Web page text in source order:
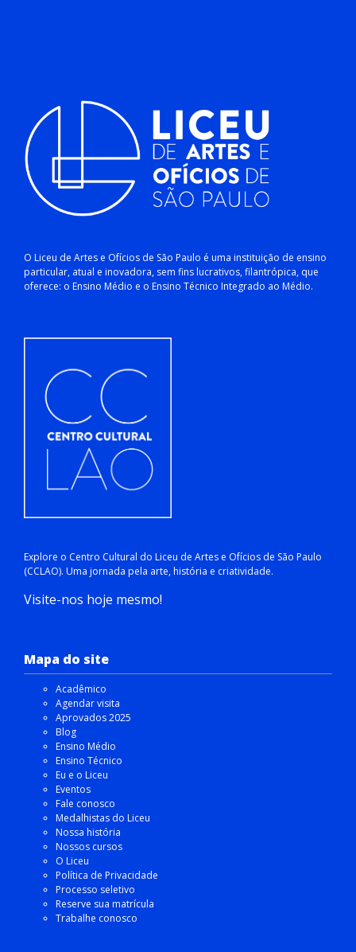
O Liceu de Artes e Ofícios de São Paulo é uma instituição de ensino
particular, atual e inovadora, sem fins lucrativos, filantrópica, que
oferece: o Ensino Médio e o Ensino Técnico Integrado ao Médio.
Explore o Centro Cultural do Liceu de Artes e Ofícios de São Paulo
(CCLAO). Uma jornada pela arte, história e criatividade.
Visite-nos hoje mesmo!
Mapa do site
Acadêmico
Agendar visita
Aprovados 2025
Blog
Ensino Médio
Ensino Técnico
Eu e o Liceu
Eventos
Fale conosco
Medalhistas do Liceu
Nossa história
Nossos cursos
O Liceu
Política de Privacidade
Processo seletivo
Reserve sua matrícula
Trabalhe conosco